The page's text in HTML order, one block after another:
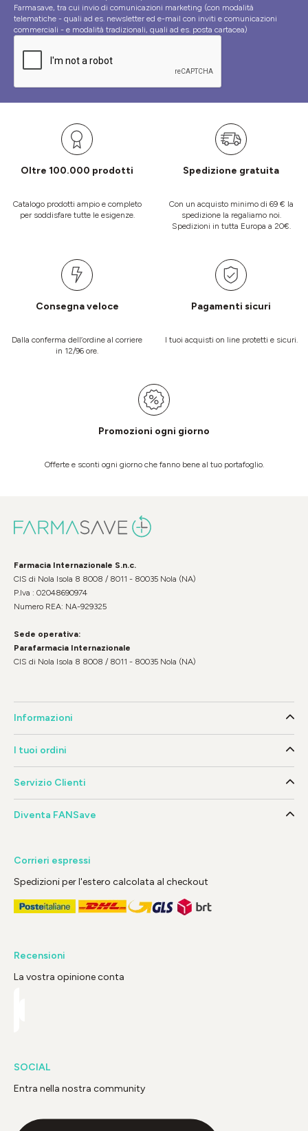
Farmasave, tra cui invio di comunicazioni marketing (con modalità
telematiche - quali ad es. newsletter ed e-mail con inviti e comunicazioni
commerciali - e modalità tradizionali, quali ad es. posta cartacea)
Oltre 100.000 prodotti
Catalogo prodotti ampio e completo
per soddisfare tutte le esigenze.
Spedizione gratuita
Con un acquisto minimo di 69 € la
spedizione la regaliamo noi.
Spedizioni in tutta Europa a 20€.
Consegna veloce
Dalla conferma dell’ordine al corriere
in 12/96 ore.
Pagamenti sicuri
I tuoi acquisti on line protetti e sicuri.
Promozioni ogni giorno
Offerte e sconti ogni giorno che fanno bene al tuo portafoglio.
Farmacia Internazionale S.n.c.
CIS di Nola Isola 8 8008 / 8011 - 80035 Nola (NA)
P.Iva : 02048690974
Numero REA: NA-929325
Sede operativa:
Parafarmacia Internazionale
CIS di Nola Isola 8 8008 / 8011 - 80035 Nola (NA)
Informazioni
I tuoi ordini
Servizio Clienti
Diventa FANSave
Corrieri espressi
Spedizioni per l'estero calcolata al checkout
Recensioni
La vostra opinione conta
SOCIAL
Entra nella nostra community